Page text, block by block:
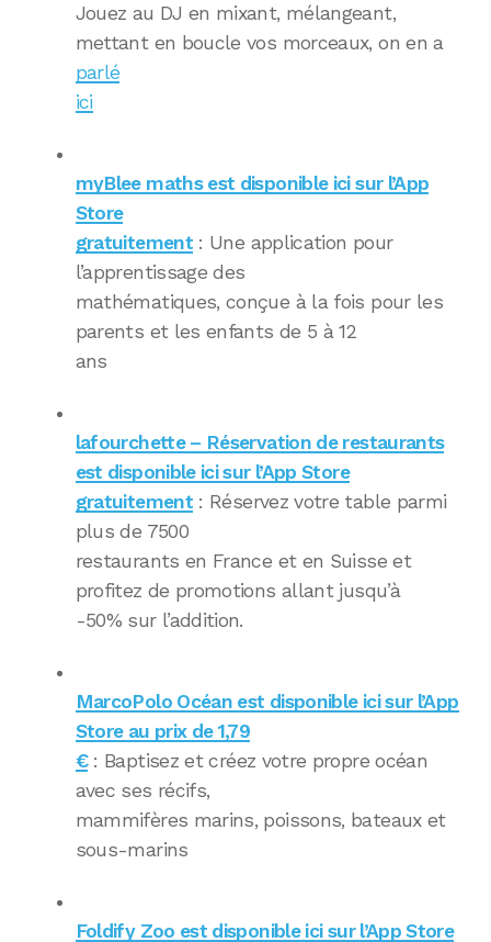
Jouez au DJ en mixant, mélangeant,
mettant en boucle vos morceaux, on en a
parlé
ici
myBlee maths est disponible ici sur l’App
Store
gratuitement: Une application pour
l’apprentissage des
mathématiques, conçue à la fois pour les
parents et les enfants de 5 à 12
ans
lafourchette – Réservation de restaurants
est disponible ici sur l’App Store
gratuitement: Réservez votre table parmi
plus de 7500
restaurants en France et en Suisse et
profitez de promotions allant jusqu’à
-50% sur l’addition.
MarcoPolo Océan est disponible ici sur l’App
Store au prix de 1,79
€: Baptisez et créez votre propre océan
avec ses récifs,
mammifères marins, poissons, bateaux et
sous-marins
Foldify Zoo est disponible ici sur l’App Store